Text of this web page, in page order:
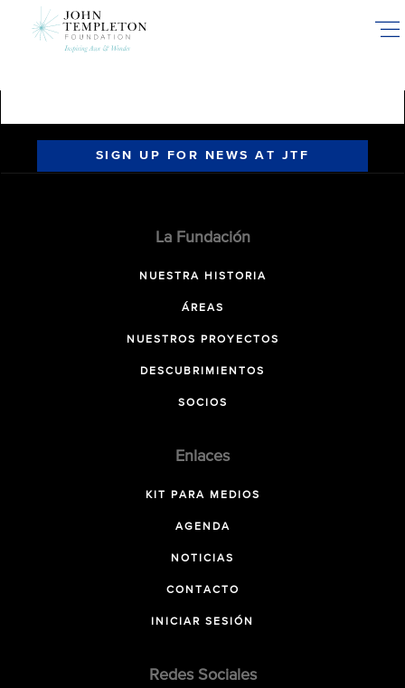
SIGN UP FOR NEWS AT JTF
La Fundación
NUESTRA HISTORIA
ÁREAS
NUESTROS PROYECTOS
DESCUBRIMIENTOS
SOCIOS
Enlaces
KIT PARA MEDIOS
AGENDA
NOTICIAS
CONTACTO
INICIAR SESIÓN
Redes Sociales